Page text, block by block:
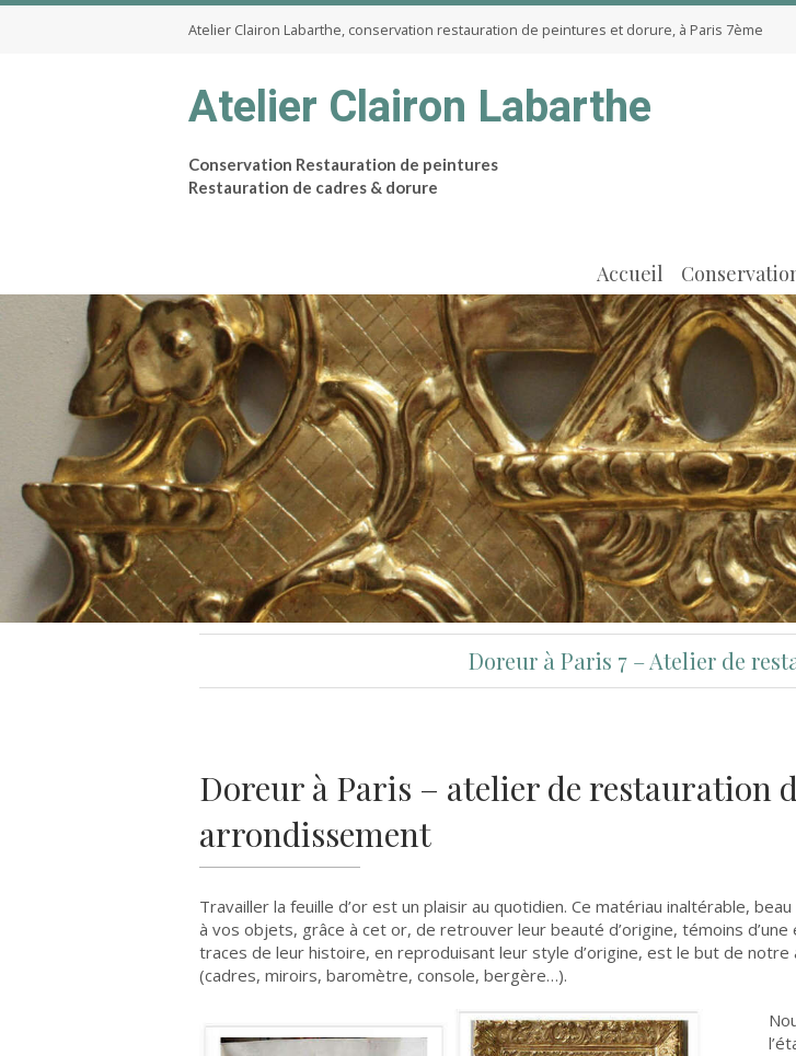
Atelier Clairon Labarthe, conservation restauration de peintures et dorure, à Paris 7ème
Atelier Clairon Labarthe
Conservation Restauration de peintures
Restauration de cadres & dorure
Accueil
Doreur à Paris 7 – Atelier de
Doreur à Paris – atelier de restauration
arrondissement
Travailler la feuille d’or est un plaisir au quotidien. Ce matériau inaltérable,
à vos objets, grâce à cet or, de retrouver leur beauté d’origine, témoins
traces de leur histoire, en reproduisant leur style d’origine, est le but de
(cadres, miroirs, baromètre, console, bergère…).